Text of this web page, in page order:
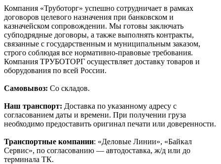
Компания «Труботорг» успешно сотрудничает в рамках
договоров целевого назначения при банковском и
казначейском сопровождении. Мы готовы заключать
субподрядные договоры, а также выполнять контракты,
связанные с государственным и муниципальным заказом,
строго соблюдая все нормативно-правовые требования.
Компания ТРУБОТОРГ осуществляет доставку товаров и
оборудования по всей России.
Самовывоз: Со складов.
Наш транспорт: Доставка по указанному адресу с
согласованием даты и времени. При получении груза
необходимо предоставить оригинал печати или доверенности.
Транспортные компании: «Деловые Линии», «Байкал
Сервис», по согласованию — автодоставка, ж/д или до
терминала ТК.